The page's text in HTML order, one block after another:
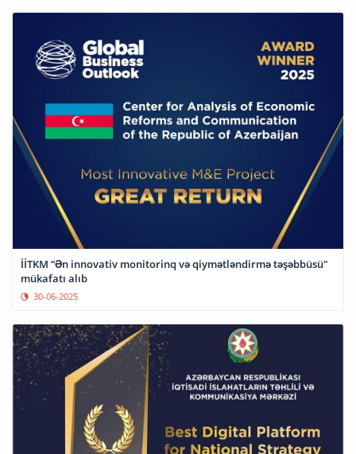
İİTKM “Ən innovativ monitorinq və qiymətləndirmə təşəbbüsü"
mükafatı alıb
30-06-2025